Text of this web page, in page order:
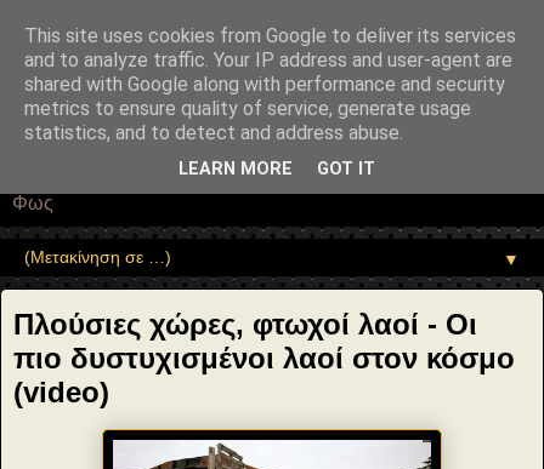
"potentialAction": { "@type": "ReadAction", "target":
"https://www.sophia-ntrekou.gr/2023/12/agalmata-rich-and-poor.html" }
Αέναη επΑνάσταση
• Επιστήμη • Ψυχολογία • Λογοτεχνία • Τέχνες • Θεολογία •
Φιλοσοφία • Στοχασμοί... για τη μνήμη, τον άνθρωπο και το
Φως
▼
Πλούσιες χώρες, φτωχοί λαοί - Οι
πιο δυστυχισμένοι λαοί στον κόσμο
(video)
This site uses cookies from Google to deliver its services
and to analyze traffic. Your IP address and user-agent are
shared with Google along with performance and security
metrics to ensure quality of service, generate usage
statistics, and to detect and address abuse.
LEARN MORE GOT IT